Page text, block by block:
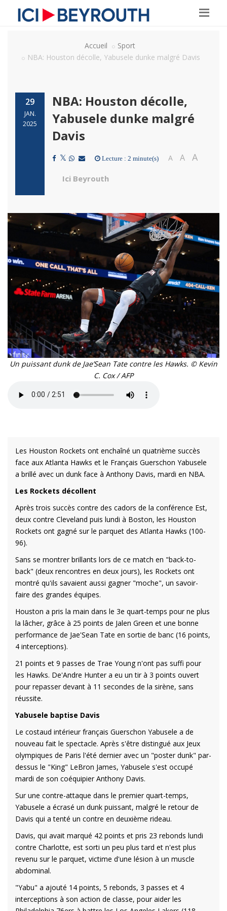
Accueil
Sport
NBA: Houston décolle, Yabusele dunke malgré Davis
29
JAN.
2025
NBA: Houston décolle,
Yabusele dunke malgré
Davis
Lecture : 2 minute(s) A A A
Ici Beyrouth
Un puissant dunk de Jae’Sean Tate contre les Hawks. © Kevin
C. Cox / AFP
Les Houston Rockets ont enchaîné un quatrième succès
face aux Atlanta Hawks et le Français Guerschon Yabusele
a brillé avec un dunk face à Anthony Davis, mardi en NBA.
Les Rockets décollent
Après trois succès contre des cadors de la conférence Est,
deux contre Cleveland puis lundi à Boston, les Houston
Rockets ont gagné sur le parquet des Atlanta Hawks (100-
96).
Sans se montrer brillants lors de ce match en "back-to-
back" (deux rencontres en deux jours), les Rockets ont
montré qu'ils savaient aussi gagner "moche", un savoir-
faire des grandes équipes.
Houston a pris la main dans le 3e quart-temps pour ne plus
la lâcher, grâce à 25 points de Jalen Green et une bonne
performance de Jae'Sean Tate en sortie de banc (16 points,
4 interceptions).
21 points et 9 passes de Trae Young n'ont pas suffi pour
les Hawks. De'Andre Hunter a eu un tir à 3 points ouvert
pour repasser devant à 11 secondes de la sirène, sans
réussite.
Yabusele baptise Davis
Le costaud intérieur français Guerschon Yabusele a de
nouveau fait le spectacle. Après s'être distingué aux Jeux
olympiques de Paris l'été dernier avec un "poster dunk" par-
dessus le "King" LeBron James, Yabusele s'est occupé
mardi de son coéquipier Anthony Davis.
Sur une contre-attaque dans le premier quart-temps,
Yabusele a écrasé un dunk puissant, malgré le retour de
Davis qui a tenté un contre en deuxième rideau.
Davis, qui avait marqué 42 points et pris 23 rebonds lundi
contre Charlotte, est sorti un peu plus tard et n'est plus
revenu sur le parquet, victime d'une lésion à un muscle
abdominal.
"Yabu" a ajouté 14 points, 5 rebonds, 3 passes et 4
interceptions à son action de classe, pour aider les